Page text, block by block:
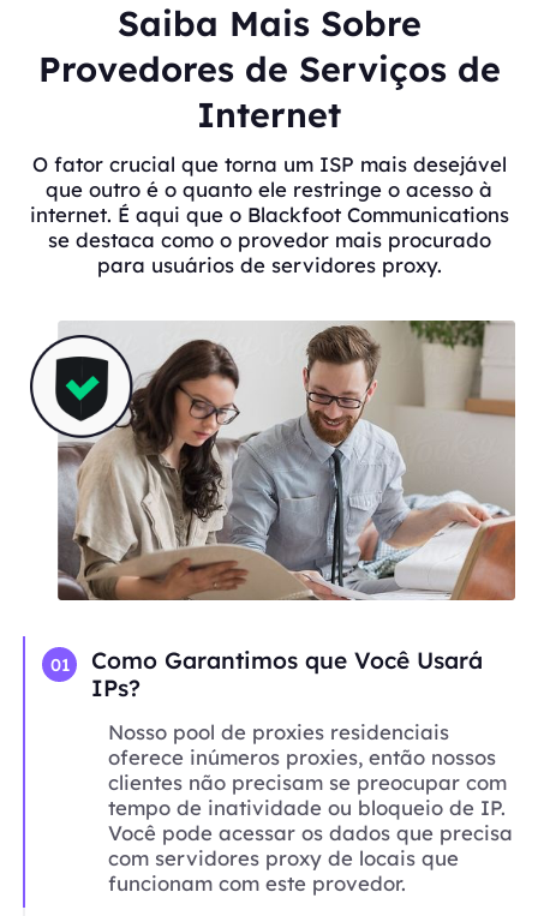
Saiba Mais Sobre
Provedores de Serviços de
Internet
O fator crucial que torna um ISP mais desejável
que outro é o quanto ele restringe o acesso à
internet. É aqui que o Blackfoot Communications
se destaca como o provedor mais procurado
para usuários de servidores proxy.
01
Como Garantimos que Você Usará
IPs?
Nosso pool de proxies residenciais
oferece inúmeros proxies, então nossos
clientes não precisam se preocupar com
tempo de inatividade ou bloqueio de IP.
Você pode acessar os dados que precisa
com servidores proxy de locais que
funcionam com este provedor.